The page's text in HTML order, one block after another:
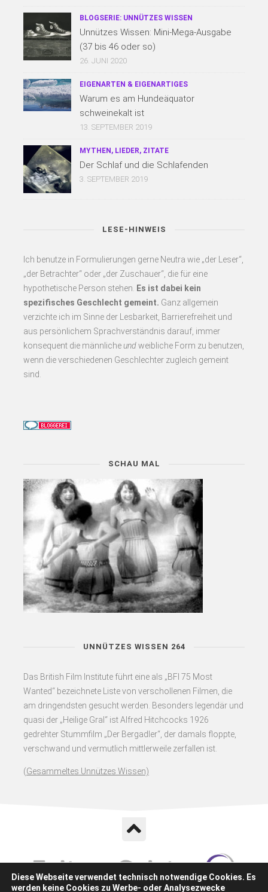
BLOGSERIE: UNNÜTZES WISSEN
Unnützes Wissen: Mini-Mega-Ausgabe
(37 bis 46 oder so)
26. JUNI 2020
EIGENARTEN & EIGENARTIGES
Warum es am Hundeäquator
schweinekalt ist
13. SEPTEMBER 2019
MYTHEN, LIEDER, ZITATE
Der Schlaf und die Schlafenden
3. SEPTEMBER 2019
LESE-HINWEIS
Ich benutze in Formulierungen gerne Neutra wie „der Leser“,
„der Betrachter“ oder „der Zuschauer“, die für eine
hypothetische Person stehen. Es ist dabei kein
spezifisches Geschlecht gemeint. Ganz allgemein
verzichte ich im Sinne der Lesbarkeit, Barrierefreiheit und
aus persönlichem Sprachverständnis darauf, immer
konsequent die männlicheundweibliche Form zu benutzen,
wenn die verschiedenen Geschlechter zugleich gemeint
sind.
SCHAU MAL
UNNÜTZES WISSEN 264
Das British Film Institute führt eine als „BFI 75 Most
Wanted“ bezeichnete Liste von verschollenen Filmen, die
am dringendsten gesucht werden. Besonders legendär und
quasi der „Heilige Gral“ ist Alfred Hitchcocks 1926
gedrehter Stummfilm „Der Bergadler“, der damals floppte,
verschwand und vermutlich mittlerweile zerfallen ist.
(Gesammeltes Unnützes Wissen)
Diese Webseite verwendet technisch notwendige Cookies. Es
werden keine Cookies zu Werbe- oder Analysezwecke